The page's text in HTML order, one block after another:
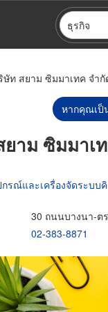
ธุรกิจ
ษัท สยาม ซิมมาเทค จำกั
หากคุณเป็
าม ซิมมาเ
กรณ์และเครื่องจัดระบบ
30 ถนนบางนา-ต
02-383-8871